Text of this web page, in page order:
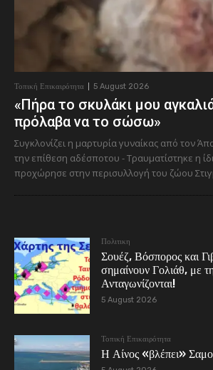
Τοπική Επικαιρότητα 5 August 2026
«Πήρα το σκυλάκι μου
πρόλαβα να το σώσω»
Συγκλονίζει η μαρτυρία γυναίκας από τον
την επίθεση αδέσποτου - Τραυματίστηκε η
προχώρησε στην περισυλλογή του ζώου
Πολιτικη
Σουέζ, Βόσπορος και
σημαίνουν Γολιάθ, με
Ανταγωνίζονται!
5 August 2026
Τοπική Επικαιρότητα
Η Αίνος «βλέπει»